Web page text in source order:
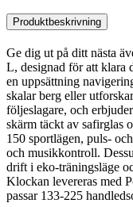
Produktbeskrivning
Ge dig ut på ditt nästa
L, designad för att klara
en uppsättning
skalar berg eller
följeslagare, och
skärm täckt av safirglas
150 sportlägen, puls-
och musikkontroll.
drift i eko-träningsläge
Klockan levereras med
passar 133-225